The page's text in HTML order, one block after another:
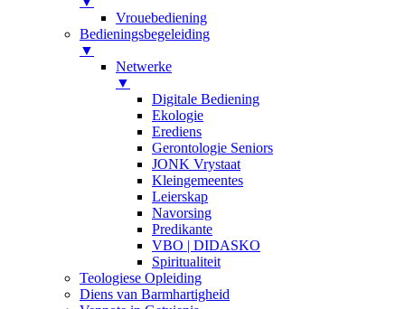
Vrouebediening
Bedieningsbegeleiding
▼
Netwerke
▼
Digitale Bediening
Ekologie
Erediens
Gerontologie Seniors
JONK Vrystaat
Kleingemeentes
Leierskap
Navorsing
Predikante
VBO | DIDASKO
Spiritualiteit
Teologiese Opleiding
Diens van Barmhartigheid